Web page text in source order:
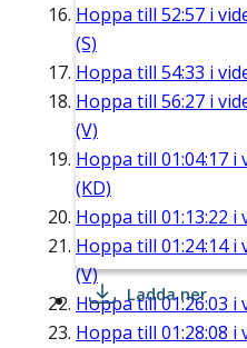
Hoppa till 52:57 i
(S)
Hoppa till 54:33 i
Hoppa till 56:27 i
(V)
Hoppa till 01:04:17 i
(KD)
Hoppa till 01:13:22 i
Hoppa till 01:24:14i
(V)
Hoppa till01:26:03 i
Hoppa till 01:28:08 i
Ladda ner